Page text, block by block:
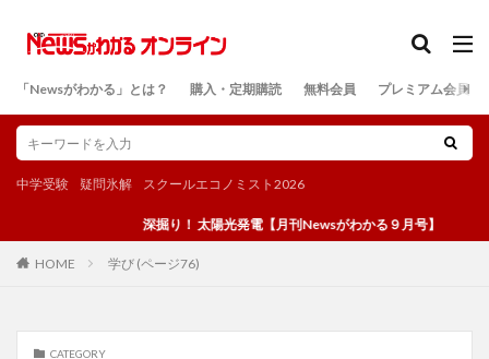
「Newsがわかる」とは？ 購入・定期購読 無料会員 プレミアム会員
中学受験 疑問氷解 スクールエコノミスト2026
深掘り！ 太陽光発電【月刊Newsがわかる９月号】
HOME 学び (ページ76)
CATEGORY
検索